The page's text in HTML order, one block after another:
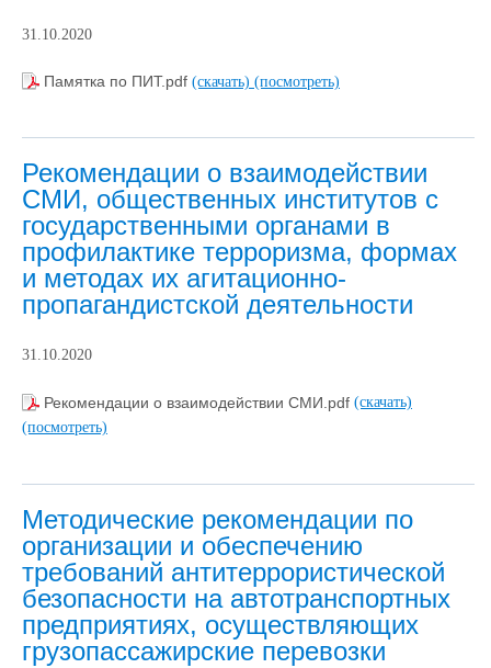
31.10.2020
Памятка по ПИТ.pdf (скачать) (посмотреть)
Рекомендации о взаимодействии
СМИ, общественных институтов с
государственными органами в
профилактике терроризма, формах
и методах их агитационно-
пропагандистской деятельности
31.10.2020
Рекомендации о взаимодействии СМИ.pdf (скачать)
(посмотреть)
Методические рекомендации по
организации и обеспечению
требований антитеррористической
безопасности на автотранспортных
предприятиях, осуществляющих
грузопассажирские перевозки